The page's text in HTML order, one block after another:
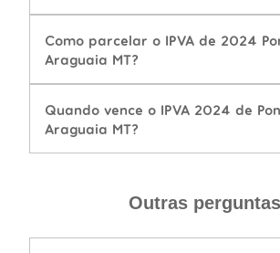
Como parcelar o IPVA de 2024
Araguaia MT?
Quando vence o IPVA 2024 de
Araguaia MT?
Outras perguntas